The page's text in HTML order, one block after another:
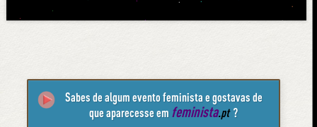
Sabes de algum evento feminista e gostavas de
que aparecesse em feminista.pt ?